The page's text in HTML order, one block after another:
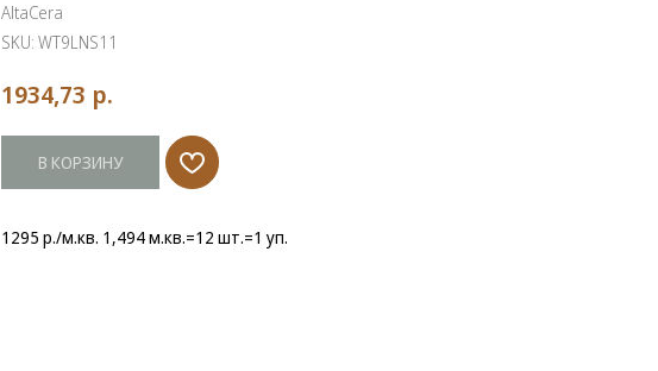
AltaCera
SKU: WT9LNS11
1934,73 р.
В КОРЗИНУ
1295 р./м.кв. 1,494 м.кв.=12 шт.=1 уп.